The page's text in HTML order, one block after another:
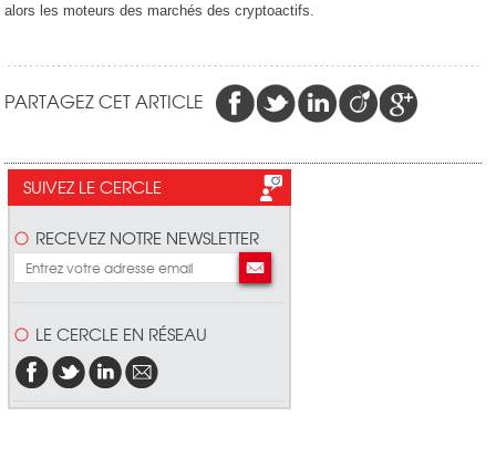
alors les moteurs des marchés des cryptoactifs.
PARTAGEZ CET ARTICLE
SUIVEZ LE CERCLE
RECEVEZ NOTRE NEWSLETTER
LE CERCLE EN RÉSEAU